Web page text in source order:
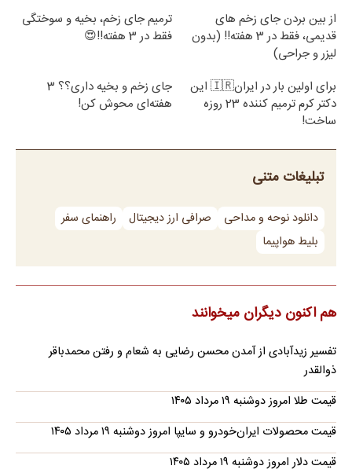
از بین بردن جای زخم های
قدیمی، فقط در 3 هفته!! (بدون
لیزر و جراحی)
ترمیم جای زخم، بخیه و سوختگی
فقط در 3 هفته!!😍
برای اولین بار در ایران🇮🇷 این
دکتر کرم ترمیم کننده 23 روزه
ساخت!
جای زخم و بخیه داری؟؟ 3
هفته‌ای محوش کن!
تبلیغات متنی
دانلود نوحه و مداحی صرافی ارز دیجیتال
راهنمای سفر
بلیط هواپیما
هم اکنون دیگران میخوانند
تفسیر زیدآبادی از آمدن محسن رضایی به شعام و رفتن محمدباقر
ذوالقدر
قیمت طلا امروز دوشنبه ۱۹ مرداد ۱۴۰۵
قیمت محصولات ایران‌خودرو و سایپا امروز دوشنبه ۱۹ مرداد ۱۴۰۵
قیمت دلار امروز دوشنبه ۱۹ مرداد ۱۴۰۵